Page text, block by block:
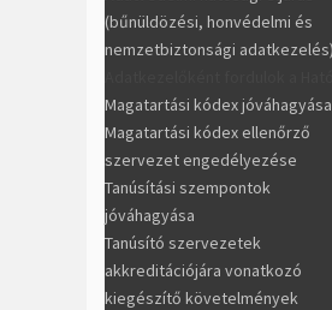
(bűnüldözési, honvédelmi és
nemzetbiztonsági adatkezelés)
Magatartási kódex jóváhagyása
Magatartási kódex ellenőrző
szervezet engedélyezése
Tanúsítási szempontok
jóváhagyása
Tanúsító szervezetek
akkreditációjára vonatkozó
kiegészítő követelmények